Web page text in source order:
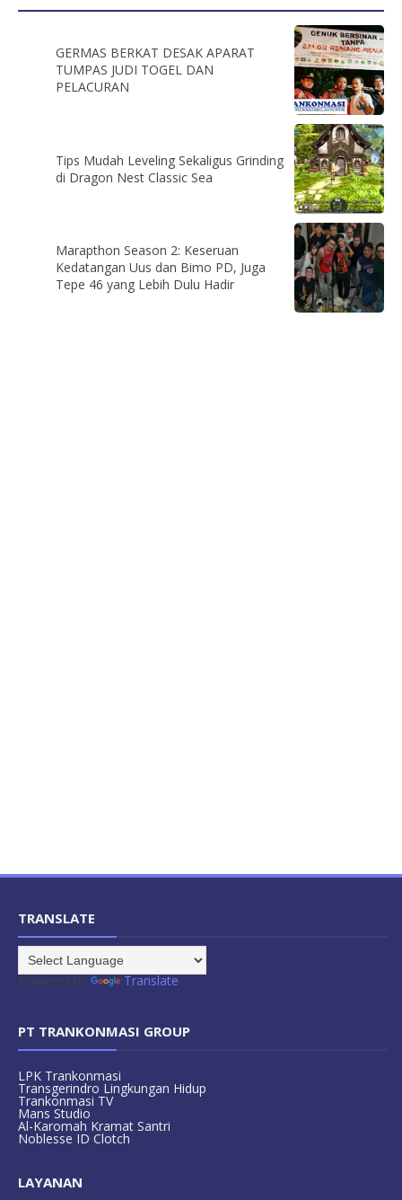
GERMAS BERKAT DESAK APARAT
TUMPAS JUDI TOGEL DAN
PELACURAN
Tips Mudah Leveling Sekaligus Grinding
di Dragon Nest Classic Sea
Marapthon Season 2: Keseruan
Kedatangan Uus dan Bimo PD, Juga
Tepe 46 yang Lebih Dulu Hadir
TRANSLATE
Powered by Translate
PT TRANKONMASI GROUP
LPK Trankonmasi
Transgerindro Lingkungan Hidup
Trankonmasi TV
Mans Studio
Al-Karomah Kramat Santri
Noblesse ID Clotch
LAYANAN